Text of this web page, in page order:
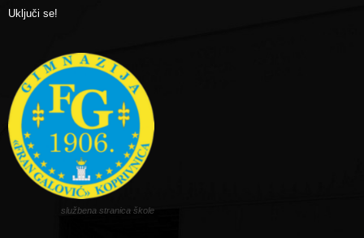
Uključi se!
službena stranica škole